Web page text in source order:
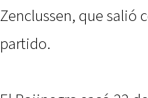
Zenclussen, que salió
partido.